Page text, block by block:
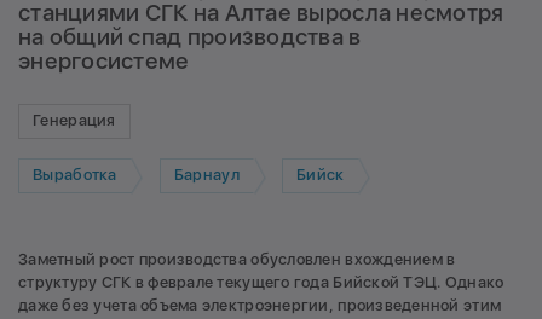
станциями СГК на Алтае выросла несмотря
на общий спад производства в
энергосистеме
Генерация
Выработка Барнаул Бийск
Заметный рост производства обусловлен вхождением в
структуру СГК в феврале текущего года Бийской ТЭЦ. Однако
даже без учета объема электроэнергии, произведенной этим